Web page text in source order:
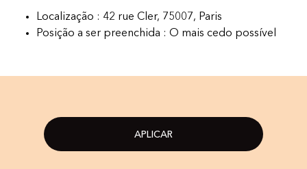
Localização : 42 rue Cler, 75007, Paris
Posição a ser preenchida : O mais cedo possível
APLICAR